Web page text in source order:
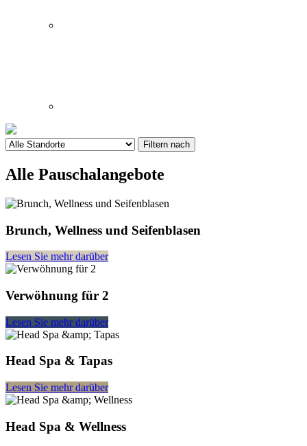
Alle Pauschalangebote
Brunch, Wellness und Seifenblasen
Lesen Sie mehr darüber
Verwöhnung für 2
Lesen Sie mehr darüber
Head Spa & Tapas
Lesen Sie mehr darüber
Head Spa & Wellness